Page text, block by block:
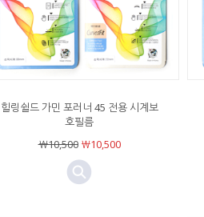
힐링쉴드 가민 포러너 45 전용 시계보
호필름
￦10,500￦10,500